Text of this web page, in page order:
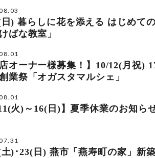
) 暮らしに花を添える はじめて
ばな教室」
店オーナー様募集！】10/12(月祝)
業祭「オガスタマルシェ」
火)～16(日)】夏季休業のお知ら
)･23(日) 燕市「燕寿町の家」新